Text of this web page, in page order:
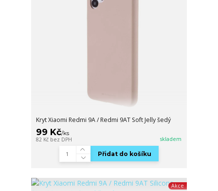
Kryt Xiaomi Redmi 9A / Redmi 9AT Soft Jelly šedý
99 Kč/ks
82 Kč bez DPH skladem
Přidat do košíku
Akce